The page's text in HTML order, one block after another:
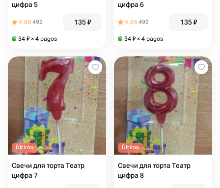
цифра 5
4.86492 135₽
34 ₽ × 4 pagos
цифра 6
4.86492 135₽
34 ₽ × 4 pagos
Último
Свечи для торта Театр
цифра 7
Último
Свечи для торта Театр
цифра 8